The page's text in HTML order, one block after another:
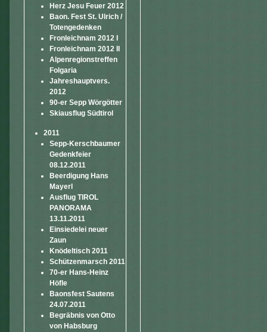
Herz Jesu Feuer 2012
Baon. Fest St. Ulrich /
Totengedenken
Fronleichnam 2012 I
Fronleichnam 2012 II
Alpenregionstreffen
Folgaria
Jahreshauptvers.
2012
90-er Sepp Wörgötter
Skiausflug Südtirol
2011
Sepp-Kerschbaumer
Gedenkfeier
08.12.2011
Beerdigung Hans
Mayerl
Ausflug TIROL
PANORAMA
13.11.2011
Einsiedelei neuer
Zaun
Knödeltisch 2011
Schützenmarsch 2011
70-er Hans-Heinz
Höfle
Baonsfest Sautens
24.07.2011
Begräbnis von Otto
von Habsburg